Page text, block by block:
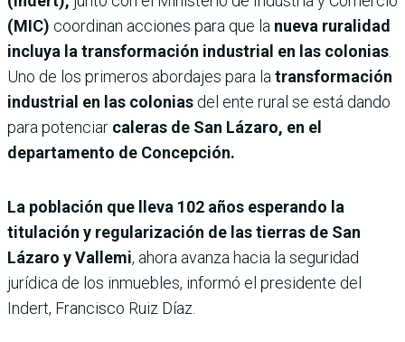
(MIC) coordinan acciones para que la nueva ruralidad
incluya la transformación industrial en las colonias.
Uno de los primeros abordajes para latransformación
industrial en las colonias del ente rural se está dando
para potenciar caleras de San Lázaro, en el
departamento de Concepción.
La población que lleva 102 años esperando la
titulación y regularización de las tierras de San
Lázaro y Vallemi, ahora avanza hacia la seguridad
jurídica de los inmuebles, informó el presidente del
Indert, Francisco Ruiz Díaz.